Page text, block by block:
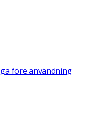
före användning